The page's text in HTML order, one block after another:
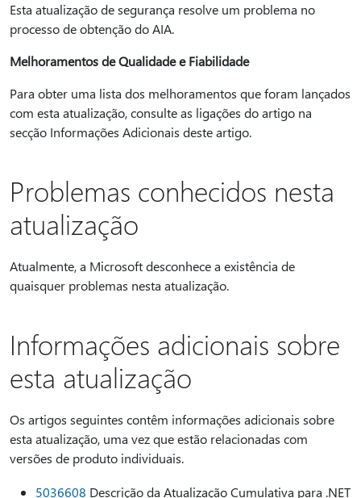
Esta atualização de segurança resolve um problema no
processo de obtenção do AIA.
Melhoramentos de Qualidade e Fiabilidade
Para obter uma lista dos melhoramentos que foram lançados
com esta atualização, consulte as ligações do artigo na
secção Informações Adicionais deste artigo.
Problemas conhecidos nesta
atualização
Atualmente, a Microsoft desconhece a existência de
quaisquer problemas nesta atualização.
Informações adicionais sobre
esta atualização
Os artigos seguintes contêm informações adicionais sobre
esta atualização, uma vez que estão relacionadas com
versões de produto individuais.
5036608 Descrição da Atualização Cumulativa para .NET